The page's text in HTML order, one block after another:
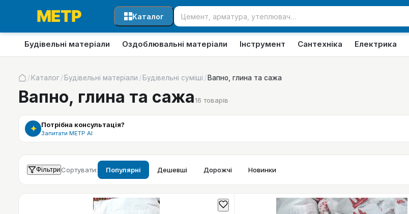
Каталог
Будівельні матеріали Оздоблювальні матеріали Інструмент Сантехніка Електрика
/Каталог/Будівельні матеріали /Будівельні суміші /Вапно, глина та сажа
Вапно, глина та сажа16 товарів
✦ Потрібна консультація?
Запитати МЕТР АІ
Фільтри Сортувати: Популярні Дешевші Дорожчі Новинки